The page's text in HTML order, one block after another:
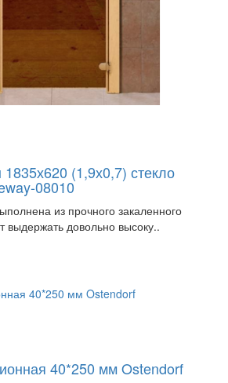
(1,9х0,7) стекло
08010
из прочного закаленного
выдержать довольно высоку..
40*250 мм Ostendorf